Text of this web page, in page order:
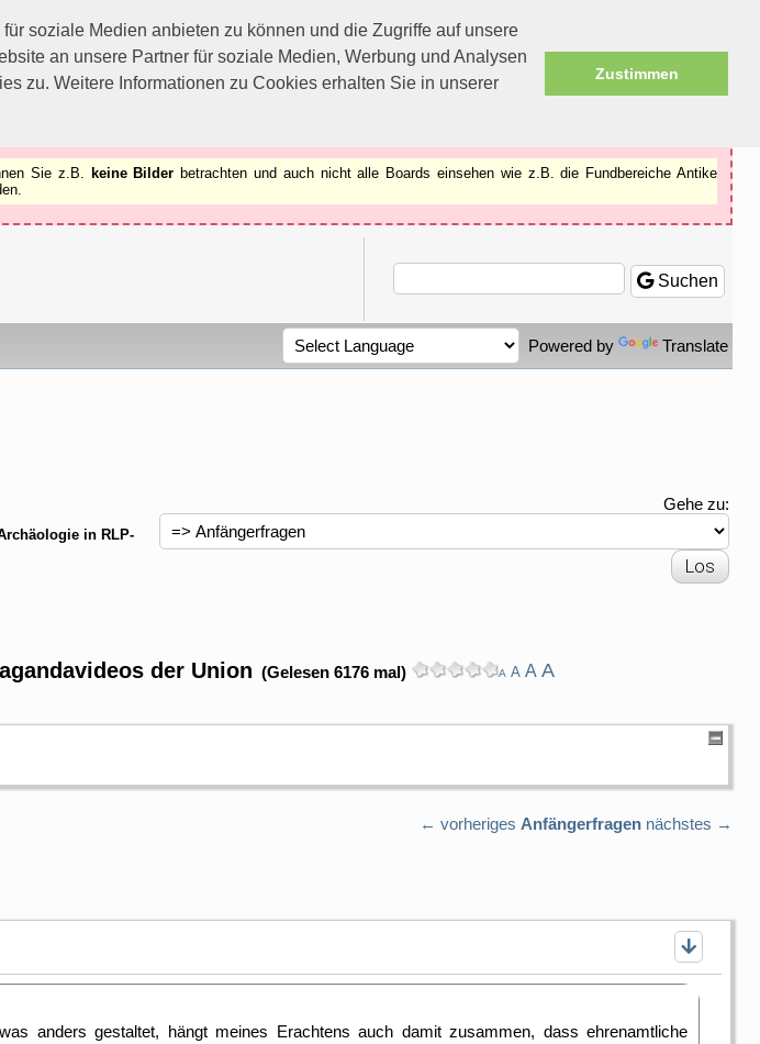
soziale Medien anbieten zu können und die Zugriffe auf unsere
an unsere Partner für soziale Medien, Werbung und Analysen
zu. Weitere Informationen zu Cookies erhalten Sie in unserer
Zustimmen
Sie z.B. keine Bilder betrachten und auch nicht alle Boards einsehen wie z.B. die Fundbereiche Antike
Suchen
Powered by Translate
in RLP-
Gehe zu:
der Union (Gelesen 6176 mal) A A A A
← vorheriges Anfängerfragen nächstes →
anders gestaltet, hängt meines Erachtens auch damit zusammen, dass ehrenamtliche